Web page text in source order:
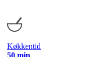
Køkkentid
50 min